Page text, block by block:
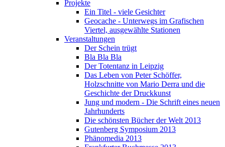
Projekte
Ein Titel - viele Gesichter
Geocache - Unterwegs im Grafischen
Viertel, ausgewählte Stationen
Veranstaltungen
Der Schein trügt
Bla Bla Bla
Der Totentanz in Leipzig
Das Leben von Peter Schöffer,
Holzschnitte von Mario Derra und die
Geschichte der Druckkunst
Jung und modern - Die Schrift eines neuen
Jahrhunderts
Die schönsten Bücher der Welt 2013
Gutenberg Symposium 2013
Phänomedia 2013